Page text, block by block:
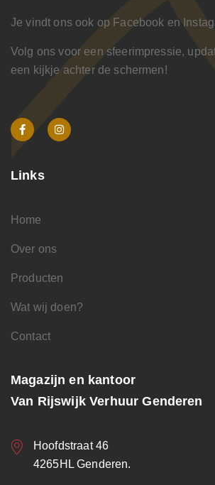
Je vindt ons ook op Facebook en
Volg ons voor een sfeerimpressie,
een kijkje achter de schermen!
Links
Home
Over ons
Producten
Wat wij doen?
Contact
Magazijn en kantoor
Van Rijswijk Verhuur Genderen
Hoofdstraat 46
4265HL Genderen.